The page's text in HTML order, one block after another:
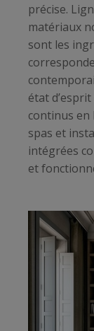
précise.
matériaux
sont les
état
continus en
spas et
intégrées
et